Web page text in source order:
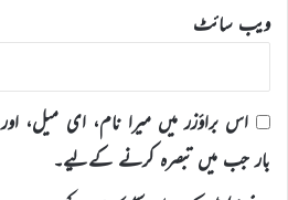
ویب‌ سائٹ
اس براؤزر میں میرا نام، ای میل،
بار جب میں تبصرہ کرنے کےلیے۔